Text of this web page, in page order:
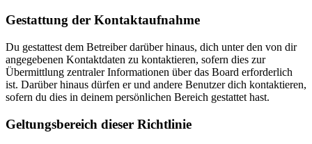
Gestattung der Kontaktaufnahme
Du gestattest dem Betreiber darüber hinaus, dich unter den von dir
angegebenen Kontaktdaten zu kontaktieren, sofern dies zur
Übermittlung zentraler Informationen über das Board erforderlich
ist. Darüber hinaus dürfen er und andere Benutzer dich kontaktieren,
sofern du dies in deinem persönlichen Bereich gestattet hast.
Geltungsbereich dieser Richtlinie